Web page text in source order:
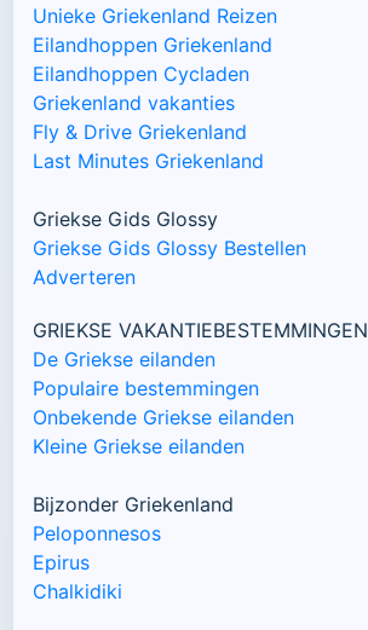
Unieke Griekenland Reizen
Eilandhoppen Griekenland
Eilandhoppen Cycladen
Griekenland vakanties
Fly & Drive Griekenland
Last Minutes Griekenland
Griekse Gids Glossy
Griekse Gids Glossy Bestellen
Adverteren
GRIEKSE VAKANTIEBESTEMMINGEN
De Griekse eilanden
Populaire bestemmingen
Onbekende Griekse eilanden
Kleine Griekse eilanden
Bijzonder Griekenland
Peloponnesos
Epirus
Chalkidiki